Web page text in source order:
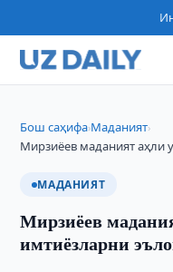
Бош саҳифа›Маданият›
Мирзиёев маданият аҳли
МАДАНИЯТ
Мирзиёев
имтиёзларни